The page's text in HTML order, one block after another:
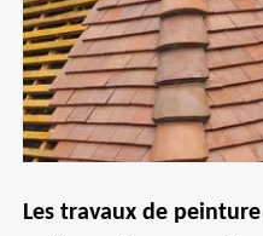
Les travaux de